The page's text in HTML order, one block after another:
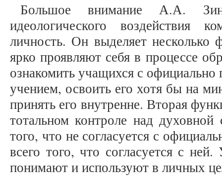
Большое внимание А.А.
идеологического воздействия
личность. Он выделяет несколько
ярко проявляют себя в процессе
ознакомить учащихся с
учением, освоить его хотя бы на
принять его внутренне. Вторая
тотальном контроле над
того, что не согласуется с
всего того, что согласуется с
понимают и используют в личных